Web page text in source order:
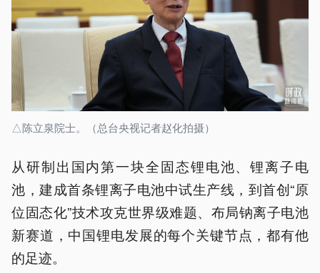
△陈立泉院士。（总台央视记者赵化拍摄）
从研制出国内第一块全固态锂电池、锂离子电
池，建成首条锂离子电池中试生产线，到首创“原
位固态化”技术攻克世界级难题、布局钠离子电池
新赛道，中国锂电发展的每个关键节点，都有他
的足迹。